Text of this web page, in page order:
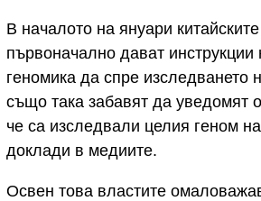
В началото на януари
първоначално дават инструкции
геномика да спре изследването
също така забавят да уведомят
че са изследвали целия геном
доклади в медиите.
Освен това властите